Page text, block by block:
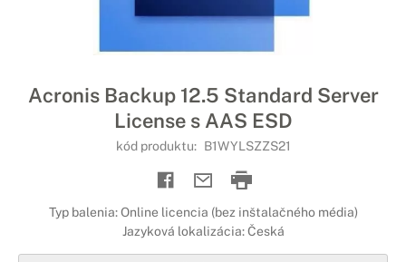
Acronis Backup 12.5 Standard Server
License s AAS ESD
kód produktu: B1WYLSZZS21
Typ balenia: Online licencia (bez inštalačného média)
Jazyková lokalizácia: Česká